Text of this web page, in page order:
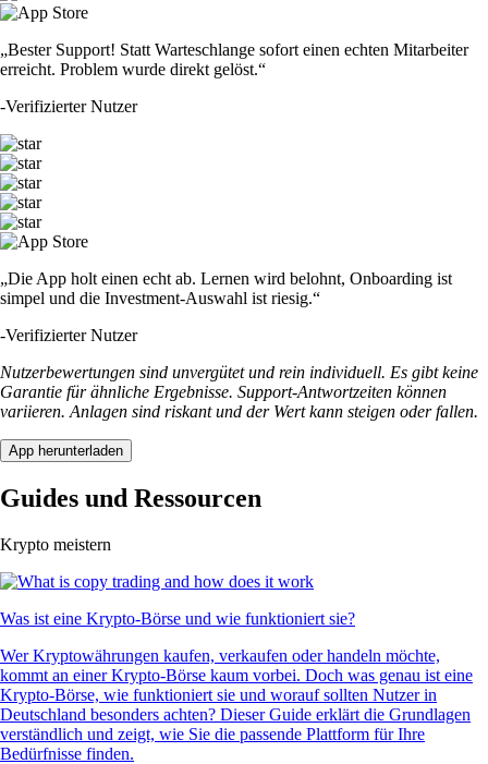
„Bester Support! Statt Warteschlange sofort einen echten Mitarbeiter
erreicht. Problem wurde direkt gelöst.“
-Verifizierter Nutzer
„Die App holt einen echt ab. Lernen wird belohnt, Onboarding ist
simpel und die Investment-Auswahl ist riesig.“
-Verifizierter Nutzer
Nutzerbewertungen sind unvergütet und rein individuell. Es gibt keine
Garantie für ähnliche Ergebnisse. Support-Antwortzeiten können
variieren. Anlagen sind riskant und der Wert kann steigen oder fallen.
App herunterladen
Guides und Ressourcen
Krypto meistern
Was ist eine Krypto-Börse und wie funktioniert sie?
Wer Kryptowährungen kaufen, verkaufen oder handeln möchte,
kommt an einer Krypto-Börse kaum vorbei. Doch was genau ist eine
Krypto-Börse, wie funktioniert sie und worauf sollten Nutzer in
Deutschland besonders achten? Dieser Guide erklärt die Grundlagen
verständlich und zeigt, wie Sie die passende Plattform für Ihre
Bedürfnisse finden.